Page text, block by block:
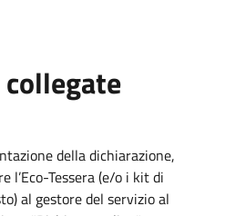
della dichiarazione,
l’Eco-Tessera (e/o i kit di
al gestore del servizio al